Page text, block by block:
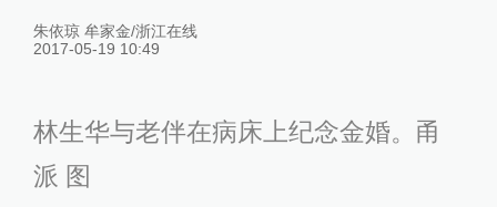
朱依琼 牟家金/浙江在线
2017-05-19 10:49
林生华与老伴在病床上纪念金婚。甬
派 图